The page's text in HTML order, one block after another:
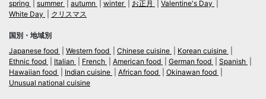
spring
summer autumn winter お正月
Valentine's Day
White Day
クリスマス
国別・地域別
Japanese food
Western food Chinese cuisine
Korean cuisine
Ethnic food
Italian French American food German food
Spanish
Hawaiian food
Indian cuisine African food
Okinawan food
Unusual national cuisine